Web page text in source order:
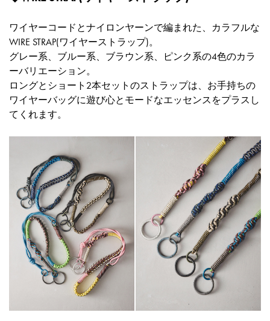
ワイヤーコードとナイロンヤーンで編まれた、カラフルな
WIRE STRAP(ワイヤーストラップ)。
グレー系、ブルー系、ブラウン系、ピンク系の4色のカラ
ーバリエーション。
ロングとショート2本セットのストラップは、お手持ちの
ワイヤーバッグに遊び心とモードなエッセンスをプラスし
てくれます。